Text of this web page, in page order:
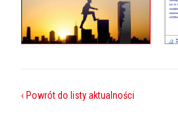
‹ Powrót do listy aktualności